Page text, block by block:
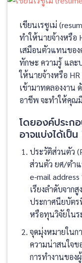
เขียนเรซูเม่
ทำให้นายจ้างหรือ
เสมือนตัวแทนขอ
ทักษะ ความรู้ และ
ให้นายจ้างหรือ
เข้ามาทดลองงาน
อาชีพ จะทำให้คุณ
โดยองค์ประก
อาจแบ่งได้เป็
ประวัติส่วนตัว
ส่วนตัว ยศ/ตำ
e-mail
เรียงลำดับจาก
ประกาศนียบัต
หรือทุนวิจัยในร
จุดมุ่งหมายในก
ความน่าสนใจข
การทำงานของ